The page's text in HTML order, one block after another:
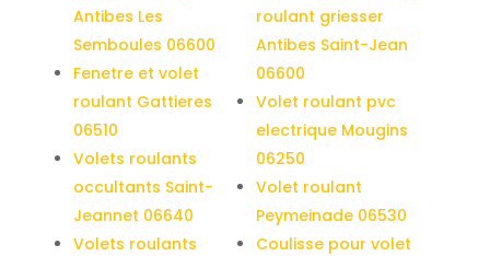
Antibes Les
Semboules 06600
Fenetre et volet
roulant Gattieres
06510
Volets roulants
occultants Saint-
Jeannet 06640
Volets roulants
roulant griesser
Antibes Saint-Jean
06600
Volet roulant pvc
electrique Mougins
06250
Volet roulant
Peymeinade 06530
Coulisse pour volet